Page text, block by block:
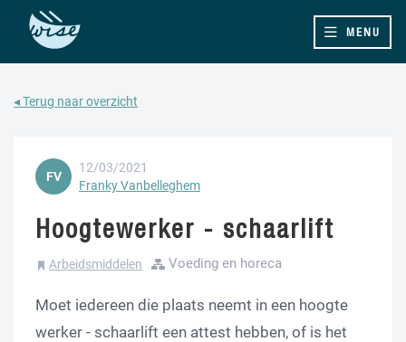
MENU
◂ Terug naar overzicht
FV
12/03/2021
Franky Vanbelleghem
Hoogtewerker - schaarlift
Arbeidsmiddelen Voeding en horeca
Moet iedereen die plaats neemt in een hoogte
werker - schaarlift een attest hebben, of is het